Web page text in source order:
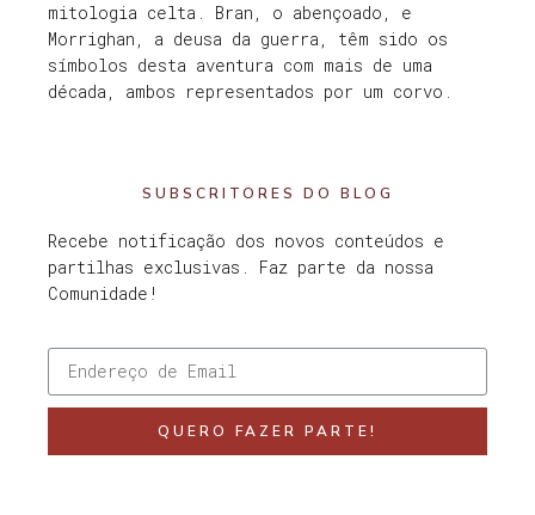
mitologia celta. Bran, o abençoado, e
Morrighan, a deusa da guerra, têm sido os
símbolos desta aventura com mais de uma
década, ambos representados por um corvo.
SUBSCRITORES DO BLOG
Recebe notificação dos novos conteúdos e
partilhas exclusivas. Faz parte da nossa
Comunidade!
QUERO FAZER PARTE!